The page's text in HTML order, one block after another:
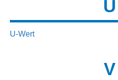
U
U-Wert
V